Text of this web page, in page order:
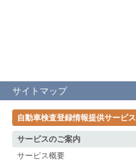
サイトマップ
自動車検査登録情報提供サービス
サービスのご案内
サービス概要